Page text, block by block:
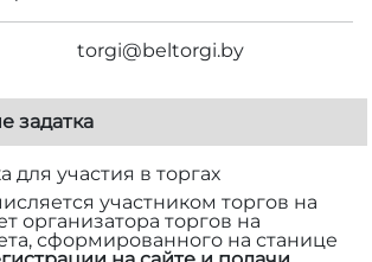
torgi@beltorgi.by
задатка
для участия в торгах
участником торгов на
организатора торгов на
сформированного на станице